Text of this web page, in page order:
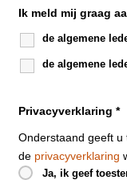
Ik meld mij graag
de algemene
de algemene
Privacyverklaring *
Ja, ik geef
Onderstaand geeft u
de privacyverklaring